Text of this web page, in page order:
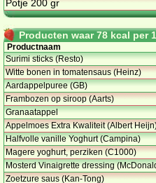
Potje 200 gr
Producten waar 78 kcal per
Productnaam
Surimi sticks (Resto)
Witte bonen in tomatensaus (Heinz)
Aardappelpuree (GB)
Frambozen op siroop (Aarts)
Granaatappel
Appelmoes Extra Kwaliteit (Albert
Halfvolle vanille Yoghurt (Campina)
Magere yoghurt, perziken (C1000)
Mosterd Vinaigrette dressing
Zoetzure saus (Kan-Tong)